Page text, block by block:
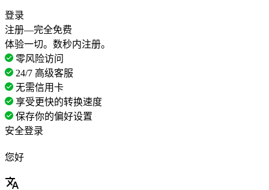
登录
注册—完全免费
体验一切。数秒内注册。
零风险访问
24/7 高级客服
无需信用卡
享受更快的转换速度
保存你的偏好设置
安全登录
您好